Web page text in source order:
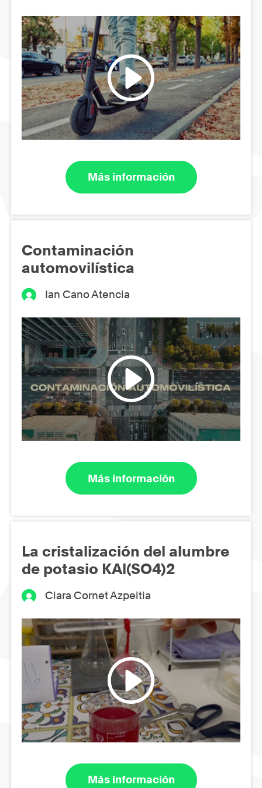
Más información
Contaminación
automovilística
Ian Cano Atencia
Más información
La cristalización del alumbre
de potasio KAl(SO4)2
Clara Cornet Azpeitia
Más información